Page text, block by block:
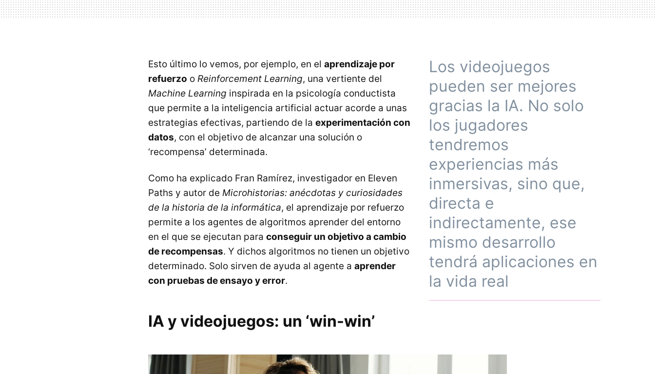
Los videojuegos
pueden ser mejores
gracias la IA. No solo
los jugadores
tendremos
experiencias más
inmersivas, sino que,
directa e
indirectamente, ese
mismo desarrollo
tendrá aplicaciones en
la vida real
Esto último lo vemos, por ejemplo, en el aprendizaje por
refuerzo o Reinforcement Learning, una vertiente del
Machine Learning inspirada en la psicología conductista
que permite a la inteligencia artificial actuar acorde a unas
estrategias efectivas, partiendo de la experimentación con
datos, con el objetivo de alcanzar una solución o
‘recompensa’ determinada.
Como ha explicado Fran Ramírez, investigador en Eleven
Paths y autor de Microhistorias: anécdotas y curiosidades
de la historia de la informática, el aprendizaje por refuerzo
permite a los agentes de algoritmos aprender del entorno
en el que se ejecutan para conseguir un objetivo a cambio
de recompensas. Y dichos algoritmos no tienen un objetivo
determinado. Solo sirven de ayuda al agente a aprender
con pruebas de ensayo y error.
IA y videojuegos: un ‘win-win’